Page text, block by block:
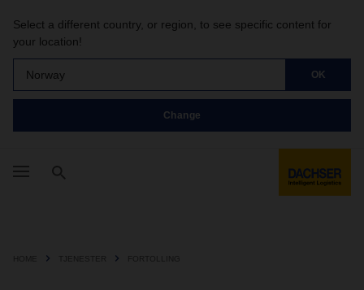
Select a different country, or region, to see specific content for
your location!
Norway OK
Change
HOME TJENESTER FORTOLLING